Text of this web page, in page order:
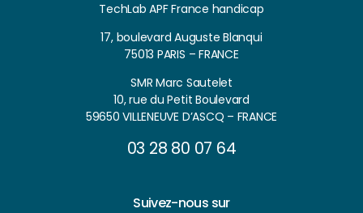
TechLab APF France handicap
17, boulevard Auguste Blanqui
75013 PARIS – FRANCE
SMR Marc Sautelet
10, rue du Petit Boulevard
59650 VILLENEUVE D’ASCQ – FRANCE
03 28 80 07 64
Suivez-nous sur